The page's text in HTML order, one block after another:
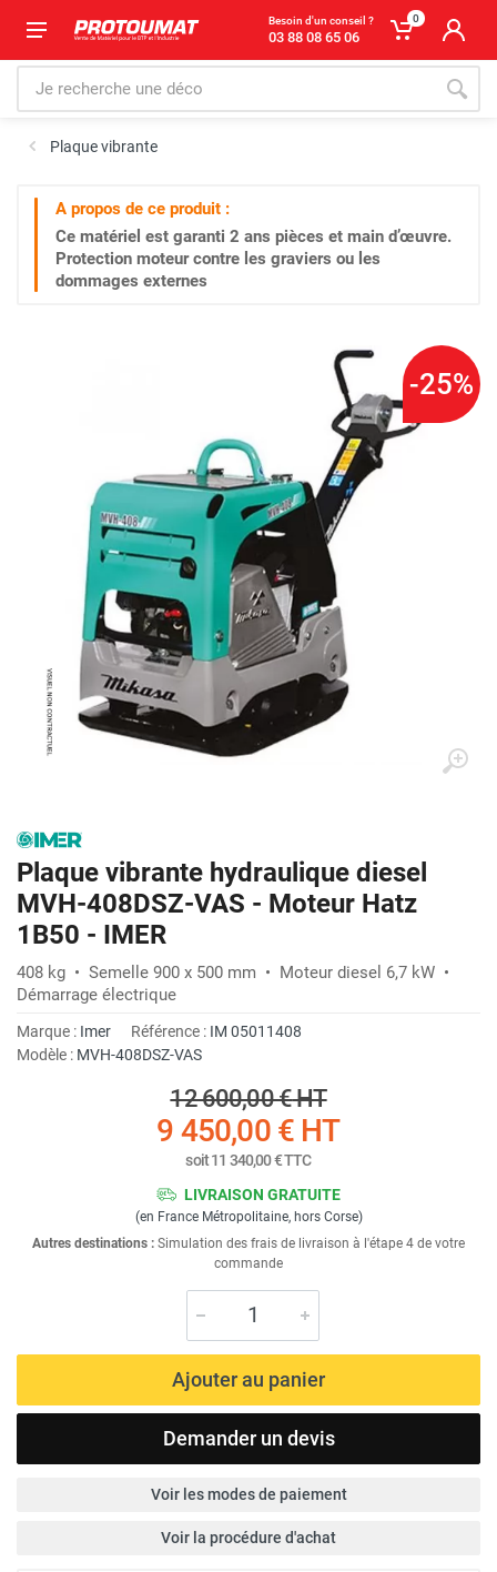
Besoin d'un conseil ?
03 88 08 65 06
0
Plaque vibrante
A propos de ce produit :
Ce matériel est garanti 2 ans pièces et main d’œuvre.
Protection moteur contre les graviers ou les
dommages externes
-25%
Plaque vibrante hydraulique diesel
MVH-408DSZ-VAS - Moteur Hatz
1B50 - IMER
408 kg • Semelle 900 x 500 mm • Moteur diesel 6,7 kW •
Démarrage électrique
Marque : Imer Référence : IM 05011408
Modèle : MVH-408DSZ-VAS
12 600,00 €HT
9 450,00 € HT
soit11 340,00 €TTC
LIVRAISON GRATUITE
(en France Métropolitaine, hors Corse)
Autres destinations : Simulation des frais de livraison à l'étape 4 de votre
commande
Ajouter au panier
Demander un devis
Voir les modes de paiement
Voir la procédure d'achat